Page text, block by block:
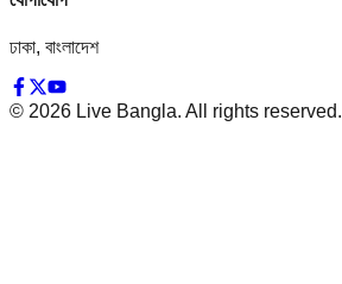
ঢাকা, বাংলাদেশ
© 2026 Live Bangla. All rights reserved.